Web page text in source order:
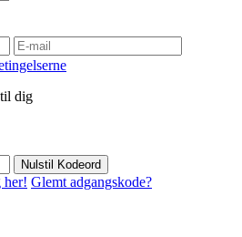
dig
Nulstil Kodeord
her! Glemt adgangskode?